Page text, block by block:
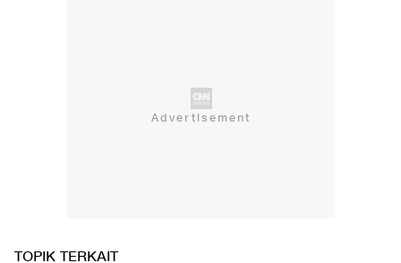
TOPIK TERKAIT